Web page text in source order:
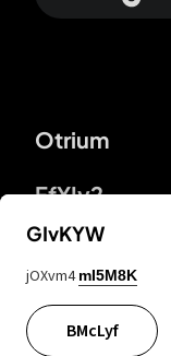
Otrium
FfYIy2
ZbBJcb
GIvKYW
jOXvm4 mI5M8K
BMcLyf